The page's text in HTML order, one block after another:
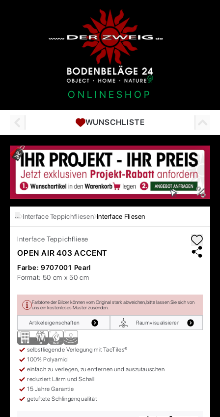
ONLINESHOP
WUNSCHLISTE
… Interface Teppichfliesen Interface Fliesen
Interface Teppichfliese
OPEN AIR 403 ACCENT
Farbe: 9707001 Pearl
Format: 50 cm x 50 cm
Farbtöne der Bilder können vom Original stark abweichen, bitte lassen Sie sich von
uns ein kostenloses Muster zusenden.
Artikeleigenschaften Raumvisualisierer
selbstliegende Verlegung mit TacTiles®
100% Polyamid
einfach zu verlegen, zu entfernen und auszutauschen
reduziert Lärm und Schall
15 Jahre Garantie
getuftete Schlingenqualität